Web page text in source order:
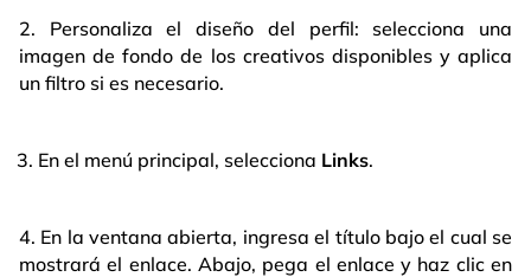
2. Personaliza el diseño del perfil: selecciona una
imagen de fondo de los creativos disponibles y aplica
un filtro si es necesario.
En el menú principal, selecciona Links.
4. En la ventana abierta, ingresa el título bajo el cual se
mostrará el enlace. Abajo, pega el enlace y haz clic en